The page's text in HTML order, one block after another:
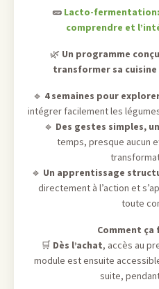
🥒 Lacto-
comprendre et
🌿 Un programme
transformer sa
🔹 4 semaines pour
intégrer facilement les
🔹 Des gestes simples,
temps, presque aucun
🔹 Un apprentissage
directement à l’action et
toute
Comment ça
🛒 Dès l’achat, accès au
module est ensuite
suite,